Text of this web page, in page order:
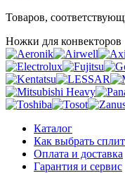
Товаров,
Ножки для конвекторов
Каталог
Как выбрать
Оплата и доставка
Гарантия и сервис